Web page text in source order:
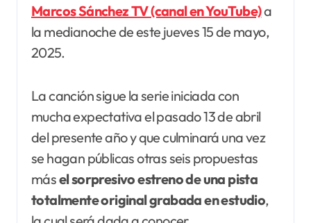
MarcosSánchez TV (canal en YouTube)a
la medianoche de este jueves 15 de mayo,
2025.
La canción sigue la serie iniciada con
mucha expectativa el pasado 13 de abril
del presente año y que culminará una vez
se hagan públicas otras seis propuestas
másel sorpresivo estreno de una pista
totalmente original grabada en estudio,